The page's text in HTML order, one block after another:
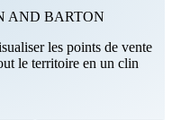
AND BARTON
les points de vente
le territoire en un clin